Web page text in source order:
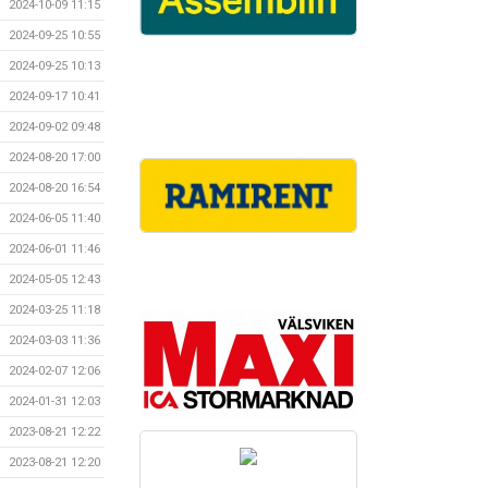
2024-10-09 11:15
2024-09-25 10:55
2024-09-25 10:13
2024-09-17 10:41
2024-09-02 09:48
2024-08-20 17:00
2024-08-20 16:54
2024-06-05 11:40
2024-06-01 11:46
2024-05-05 12:43
2024-03-25 11:18
2024-03-03 11:36
2024-02-07 12:06
2024-01-31 12:03
2023-08-21 12:22
2023-08-21 12:20